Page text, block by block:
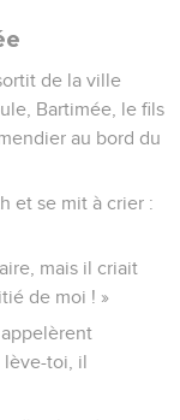
de la ville
Bartimée, le fils
au bord du
et se mit à crier :
mais il criait
de moi ! »
lève-toi, il